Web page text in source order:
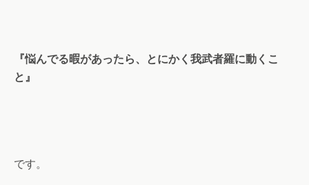
『悩んでる暇があったら、とにかく我武者羅に動くこ
と』
です。